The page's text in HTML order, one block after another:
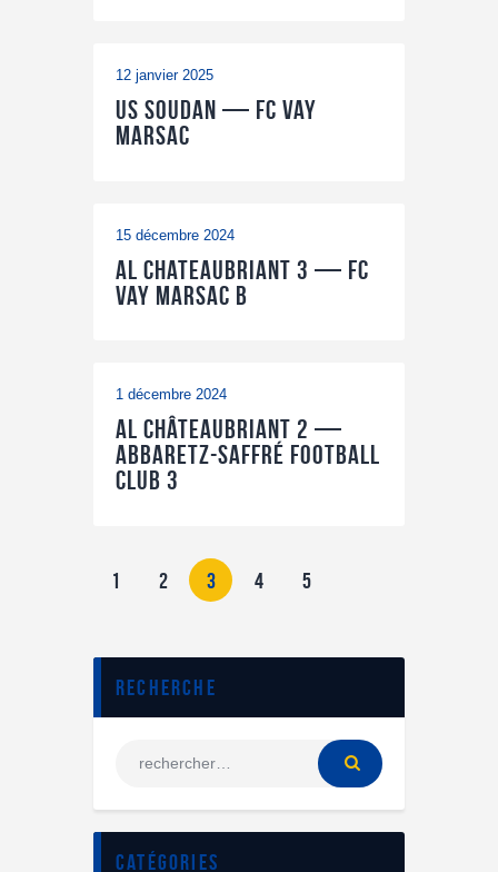
12 janvier 2025
US Soudan — FC Vay
Marsac
15 décembre 2024
AL Chateaubriant 3 — FC
Vay Marsac B
1 décembre 2024
AL Châteaubriant 2 —
Abbaretz-Saffré Football
Club 3
1 2 3 4 5
Recherche
Catégories